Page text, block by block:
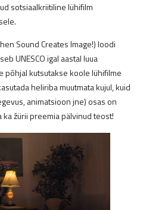
sotsiaalkriitiline lühifilm
Sound Creates Image!) loodi
UNESCO igal aastal luua
põhjal kutsutakse koole lühifilme
heliriba muutmata kujul, kuid
animatsioon jne) osas on
žürii preemia pälvinud teost!